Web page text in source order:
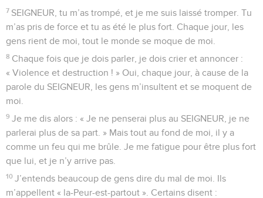
7 SEIGNEUR, tu m’as trompé, et je me suis laissé tromper. Tu
m’as pris de force et tu as été le plus fort. Chaque jour, les
gens rient de moi, tout le monde se moque de moi.
8 Chaque fois que je dois parler, je dois crier et annoncer :
« Violence et destruction ! » Oui, chaque jour, à cause de la
parole du SEIGNEUR, les gens m’insultent et se moquent de
moi.
9 Je me dis alors : « Je ne penserai plus au SEIGNEUR, je ne
parlerai plus de sa part. » Mais tout au fond de moi, il y a
comme un feu qui me brûle. Je me fatigue pour être plus fort
que lui, et je n’y arrive pas.
10 J’entends beaucoup de gens dire du mal de moi. Ils
m’appellent « la-Peur-est-partout ». Certains disent :